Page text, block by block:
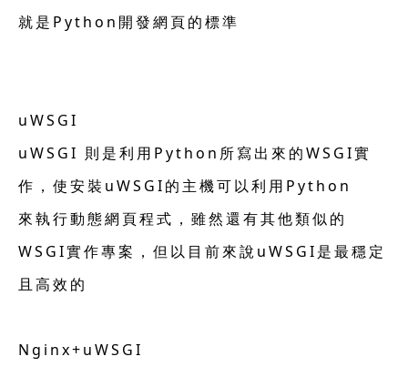
就是Python開發網頁的標準
uWSGI
uWSGI 則是利用Python所寫出來的WSGI實
作，使安裝uWSGI的主機可以利用Python
來執行動態網頁程式，雖然還有其他類似的
WSGI實作專案，但以目前來說uWSGI是最穩定
且高效的
Nginx+uWSGI